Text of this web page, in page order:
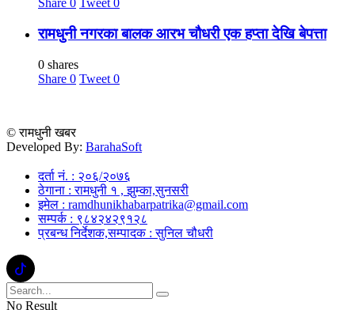
Share 0 Tweet 0
रामधुनी नगरका बालक आरभ चौधरी एक हप्ता देखि बेपत्ता
0 shares
Share 0 Tweet 0
© रामधुनी खबर
Developed By: BarahaSoft
दर्ता नं. : २०६/२०७६
ठेगाना : रामधुनी १ , झुम्का,सुनसरी
इमेल : ramdhunikhabarpatrika@gmail.com
सम्पर्क : ९८४२४२९१२८
प्रबन्ध निर्देशक,सम्पादक : सुनिल चौधरी
No Result